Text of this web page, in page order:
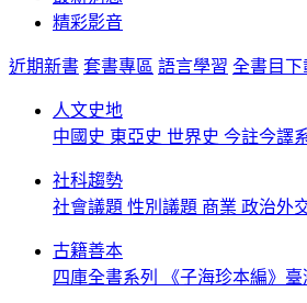
精彩影音
近期新書 套書專區 語言學習 全書目下
人文史地
中國史 東亞史 世界史 今註今譯
社科趨勢
社會議題 性別議題 商業 政治外
古籍善本
四庫全書系列
《子海珍本編》